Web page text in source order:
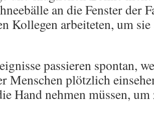
an die Fenster der
Kollegen arbeiteten, um
passieren spontan,
Menschen plötzlich
Hand nehmen müssen,